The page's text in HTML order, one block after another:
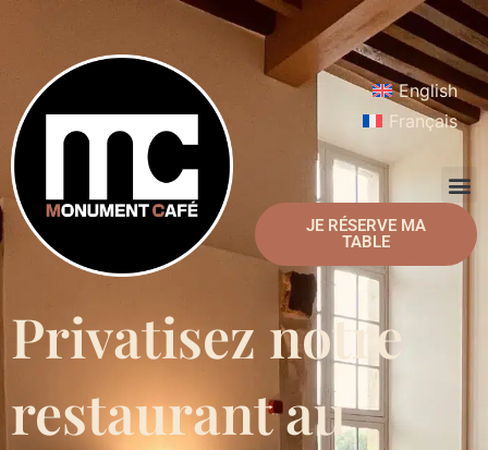
English
Français
JE RÉSERVE MA
TABLE
Privatisez notre
restaurant au